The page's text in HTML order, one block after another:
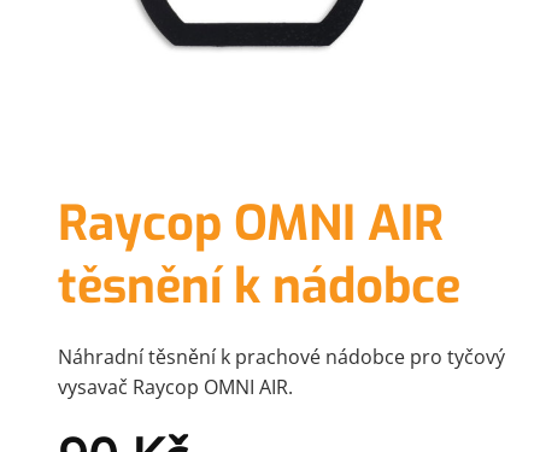
Raycop OMNI AIR
těsnění k nádobce
Náhradní těsnění k prachové nádobce pro tyčový
vysavač Raycop OMNI AIR.